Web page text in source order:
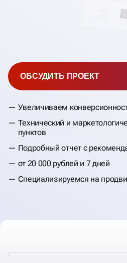
Увеличиваем
Технический и
пунктов
Подробный отчет с
от 20 000 рублей и 7 дней
Специализируемся на
ОБСУДИТЬ ПРОЕКТ